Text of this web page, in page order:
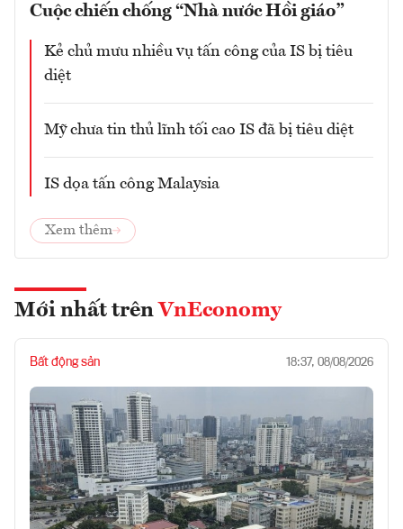
Cuộc chiến chống “Nhà nước Hồi giáo”
Kẻ chủ mưu nhiều vụ tấn công của IS bị tiêu
diệt
Mỹ chưa tin thủ lĩnh tối cao IS đã bị tiêu diệt
IS dọa tấn công Malaysia
Xem thêm
Mới nhất trên VnEconomy
Bất động sản 18:37, 08/08/2026